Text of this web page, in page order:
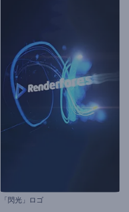
「閃光」ロゴ